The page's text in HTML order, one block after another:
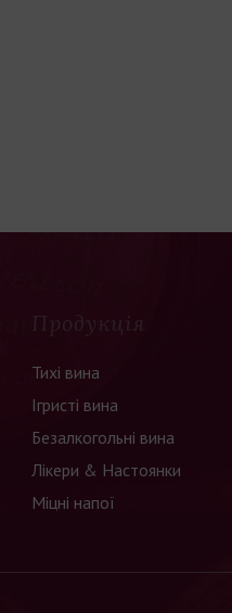
Продукція
Тихі вина
Ігристі вина
Безалкогольні вина
Лікери & Настоянки
Міцні напої